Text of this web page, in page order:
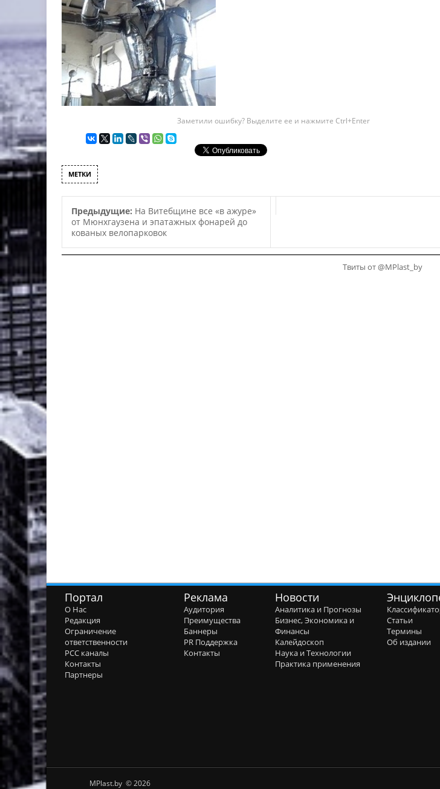
Заметили ошибку? Выделите ее и нажмите Ctrl+Enter
МЕТКИ
Предыдущие: На Витебщине все «в ажуре»
от Мюнхгаузена и эпатажных фонарей до
кованых велопарковок
Твиты от @MPlast_by
Портал
О Нас
Редакция
Ограничение
ответственности
РСС каналы
Контакты
Партнеры
Реклама
Аудитория
Преимущества
Баннеры
PR Поддержка
Контакты
Новости
Аналитика и Прогнозы
Бизнес, Экономика и
Финансы
Калейдоскоп
Наука и Технологии
Практика применения
Статьи
Термины
Об издании
MPlast.by © 2026